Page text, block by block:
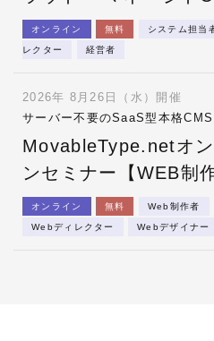
オンライン 無料 システム担当
レクター 経営者
2026年 8月26日（水）開催
サーバー不要のSaaS型本格CMS
MovableType.netオ
ンセミナー【WEB制
オンライン 無料 Web制作者
Webディレクター Webデザイナー